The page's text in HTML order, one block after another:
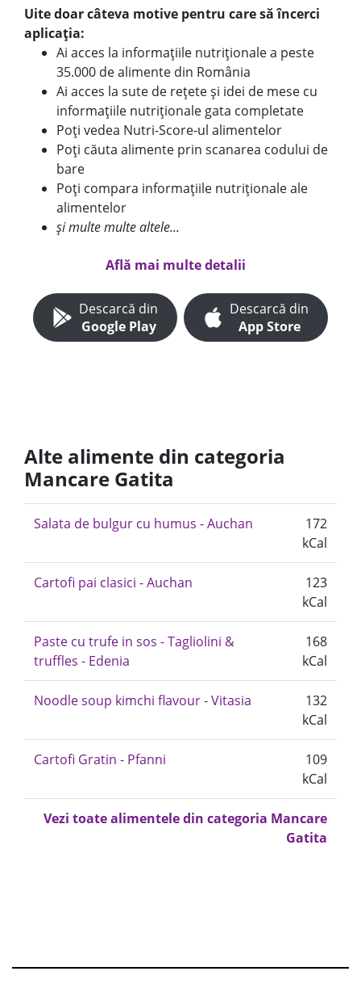
Uite doar câteva motive pentru care să încerci
aplicația:
Ai acces la informațiile nutriționale a peste
35.000 de alimente din România
Ai acces la sute de rețete și idei de mese cu
informațiile nutriționale gata completate
Poți vedea Nutri-Score-ul alimentelor
Poți căuta alimente prin scanarea codului de
bare
Poți compara informațiile nutriționale ale
alimentelor
și multe multe altele...
Află mai multe detalii
Descarcă din
Google Play
Descarcă din
App Store
Alte alimente din categoria
Mancare Gatita
Salata de bulgur cu humus - Auchan
172
kCal
Cartofi pai clasici - Auchan
123
kCal
Paste cu trufe in sos - Tagliolini &
truffles - Edenia
168
kCal
Noodle soup kimchi flavour - Vitasia
132
kCal
Cartofi Gratin - Pfanni
109
kCal
Vezi toate alimentele din categoria Mancare
Gatita